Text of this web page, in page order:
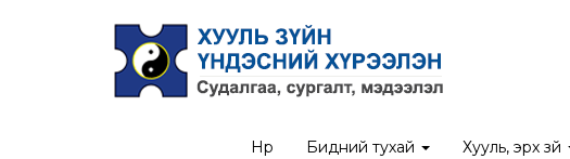
Нүүр Бидний тухай Хууль, эрх зүй
Нүүр / Ил тод байдал /